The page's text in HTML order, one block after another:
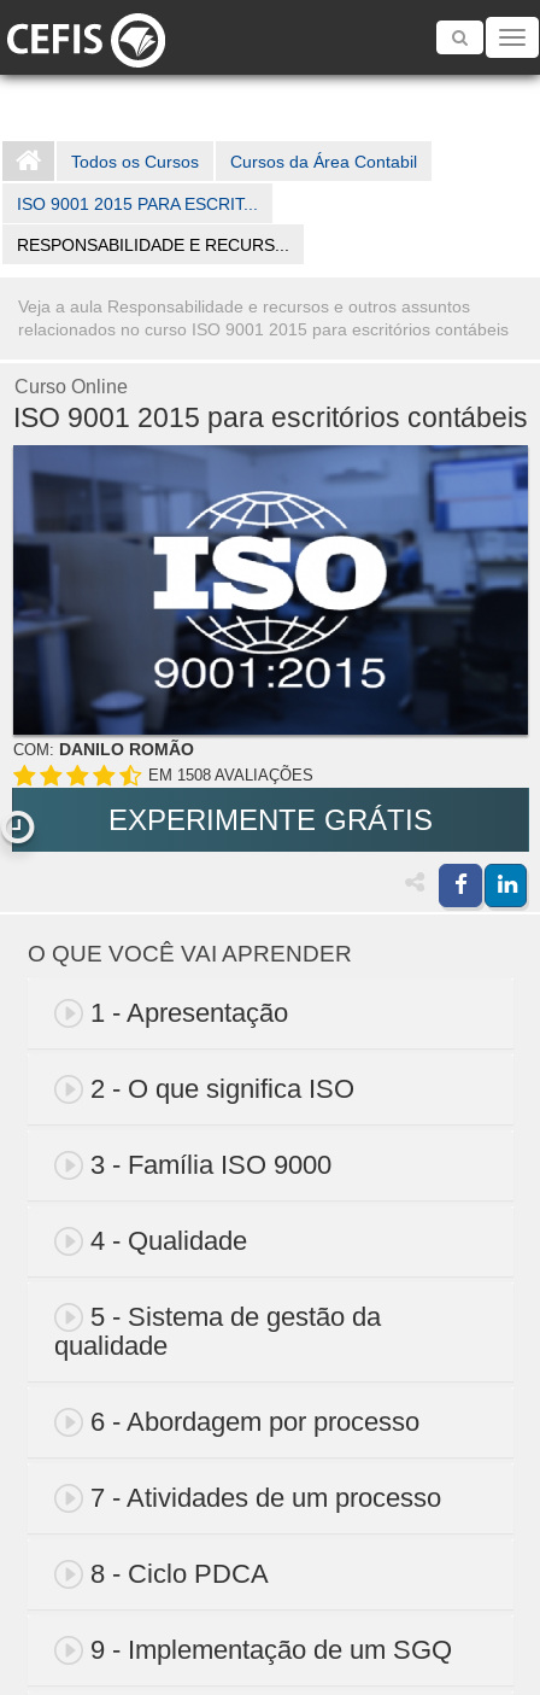
Toggle
Todos os Cursos Cursos da Área Contabil
ISO 9001 2015 PARA ESCRIT...
RESPONSABILIDADE E RECURS...
Veja a aula Responsabilidade e recursos e outros assuntos
relacionados no curso ISO 9001 2015 para escritórios contábeis
Curso Online
ISO 9001 2015 para escritórios contábeis
COM: DANILO ROMÃO
EM 1508 AVALIAÇÕES
EXPERIMENTE GRÁTIS
O QUE VOCÊ VAI APRENDER
1 - Apresentação
2 - O que significa ISO
3 - Família ISO 9000
4 - Qualidade
5 - Sistema de gestão da
qualidade
6 - Abordagem por processo
7 - Atividades de um processo
8 - Ciclo PDCA
9 - Implementação de um SGQ